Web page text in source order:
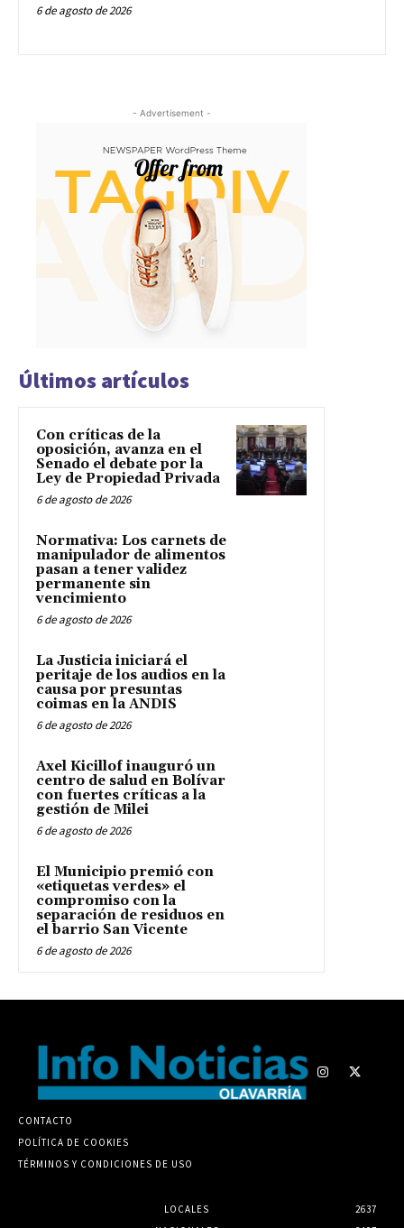
6 de agosto de 2026
- Advertisement -
Últimos artículos
Con críticas de la
oposición, avanza en el
Senado el debate por la
Ley de Propiedad Privada
6 de agosto de 2026
Normativa: Los carnets de
manipulador de alimentos
pasan a tener validez
permanente sin
vencimiento
6 de agosto de 2026
La Justicia iniciará el
peritaje de los audios en la
causa por presuntas
coimas en la ANDIS
6 de agosto de 2026
Axel Kicillof inauguró un
centro de salud en Bolívar
con fuertes críticas a la
gestión de Milei
6 de agosto de 2026
El Municipio premió con
«etiquetas verdes» el
compromiso con la
separación de residuos en
el barrio San Vicente
6 de agosto de 2026
CONTACTO
POLÍTICA DE COOKIES
TÉRMINOS Y CONDICIONES DE USO
LOCALES
2637